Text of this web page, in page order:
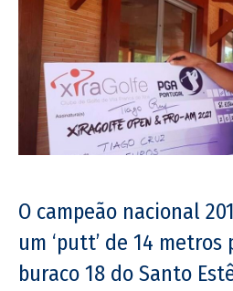
O campeão nacional
um ‘putt’ de 14 metros
buraco 18 do Santo